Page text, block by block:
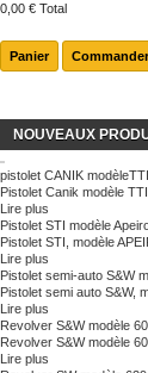
0,00 € Total
Panier Commander
NOUVEAUX
pistolet CANIK
Pistolet Canik modèle
Lire plus
Pistolet STI modèle
Pistolet STI, modèle
Lire plus
Pistolet semi-auto S&W
Pistolet semi auto S&W,
Lire plus
Revolver S&W modèle
Revolver S&W modèle
Lire plus